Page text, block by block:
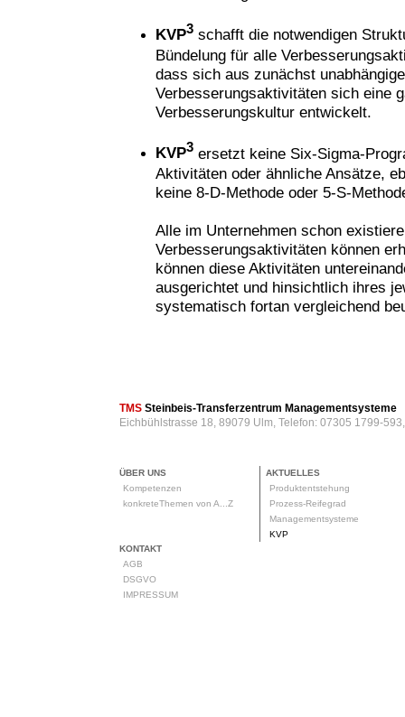
KVP3 schafft die notwendigen
Bündelung für alle
dass sich aus zunächst
Verbesserungsaktivitäten sich eine
Verbesserungskultur entwickelt.
KVP3 ersetzt keine Six-Sigma-
Aktivitäten oder ähnliche Ansätze,
keine 8-D-Methode oder 5-S-
Alle im Unternehmen schon
Verbesserungsaktivitäten können
können diese Aktivitäten
ausgerichtet und hinsichtlich ihres
systematisch fortan vergleichend
TMS Steinbeis-Transferzentrum Managementsysteme
Eichbühlstrasse 18, 89079 Ulm, Telefon: 07305 1799-
ÜBER UNS
Kompetenzen
konkreteThemen von A...Z
AKTUELLES
Produktentstehung
Prozess-Reifegrad
Managementsysteme
KVP
KONTAKT
AGB
DSGVO
IMPRESSUM